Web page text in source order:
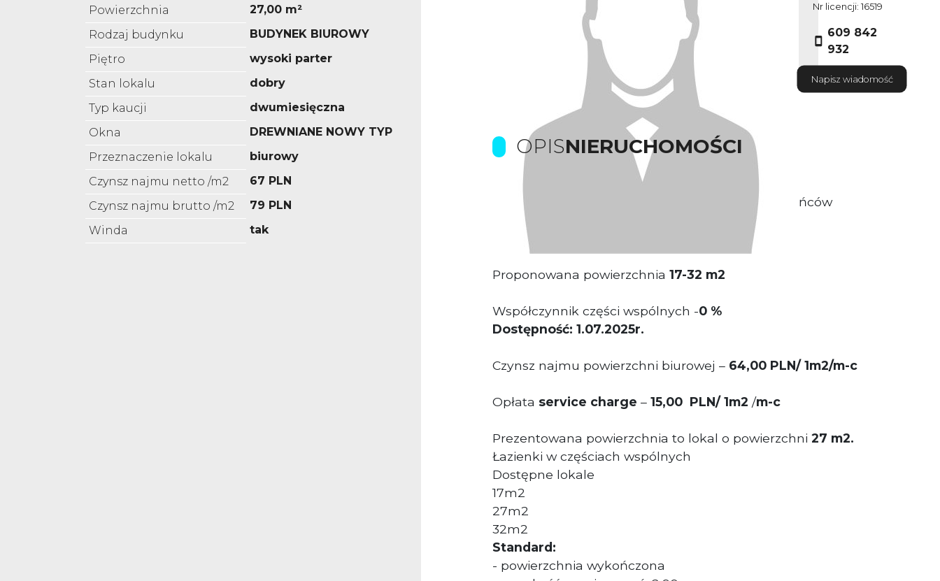
Powierzchnia
27,00 m²
Rodzaj budynku
BUDYNEK BIUROWY
Piętro
wysoki parter
Stan lokalu
dobry
Typ kaucji
dwumiesięczna
Okna
DREWNIANE NOWY TYP
Przeznaczenie lokalu
biurowy
Czynsz najmu netto /m2
67 PLN
Czynsz najmu brutto /m2
79 PLN
Winda
tak
Nr licencji: 16519
609 842
932
Napisz wiadomość
OPISNIERUCHOMOŚCI
Kamienica biurowa posadowiona przy ul. Powstańców
Śląskich
Proponowana powierzchnia 17-32 m2
Współczynnik części wspólnych -0 %
Dostępność: 1.07.2025r.
Czynsz najmu powierzchni biurowej – 64,00 PLN/ 1m2/m-c
Opłata service charge – 15,00 PLN/ 1m2 /m-c
Prezentowana powierzchnia to lokal o powierzchni 27 m2.
Łazienki w częściach wspólnych
Dostępne lokale
17m2
27m2
32m2
Standard:
- powierzchnia wykończona